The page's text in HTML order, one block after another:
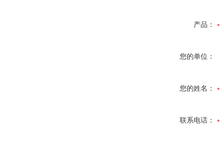
产品：
您的单位：
您的姓名：
联系电话：